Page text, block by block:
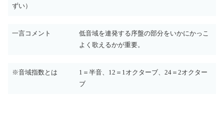
ずい）
一言コメント
低音域を連発する序盤の部分をいかにかっこ
よく歌えるかが重要。
※音域指数とは
1＝半音、12＝1オクターブ、24＝2オクター
ブ